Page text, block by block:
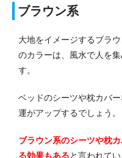
ブラウン系
大地をイメージするブラ
のカラーは、風水で人を
す。
ベッドのシーツや枕カバ
運がアップするでしょう。
ブラウン系のシーツや枕
る効果もあると言われてい